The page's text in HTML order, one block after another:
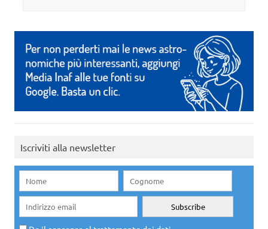
Iscriviti alla newsletter